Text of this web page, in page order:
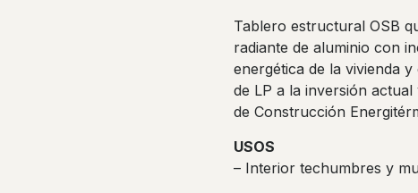
Tablero estructural OSB
radiante de aluminio con
energética de la vivienda
de LP a la inversión
de Construcción
USOS
– Interior techumbres y